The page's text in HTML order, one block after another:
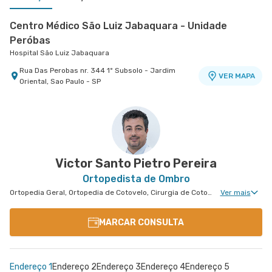
Centro Médico São Luiz Jabaquara - Unidade
Peróbas
Hospital São Luiz Jabaquara
Rua Das Perobas nr. 344 1º Subsolo - Jardim
Oriental, Sao Paulo - SP
VER MAPA
Rua Bras Cardoso nr. 677 Anexo 699 - Vila Nova
Victor Santo Pietro Pereira
Ortopedista de Ombro
Ortopedia Geral, Ortopedia de Cotovelo, Cirurgia de Cotovelo, Cirurgia de Ombro Ver mais
MARCAR CONSULTA
Endereço 1 Endereço 2Endereço 3Endereço 4Endereço 5